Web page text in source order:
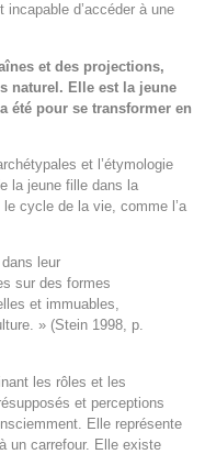
d’accéder à une
et des projections,
naturel. Elle est la jeune
été pour se transformer en
et l’étymologie
la jeune fille dans la
cycle de la vie, comme l’a
leur
sur des formes
et immuables,
» (Stein 1998, p.
les rôles et les
et perceptions
Elle représente
un carrefour. Elle existe